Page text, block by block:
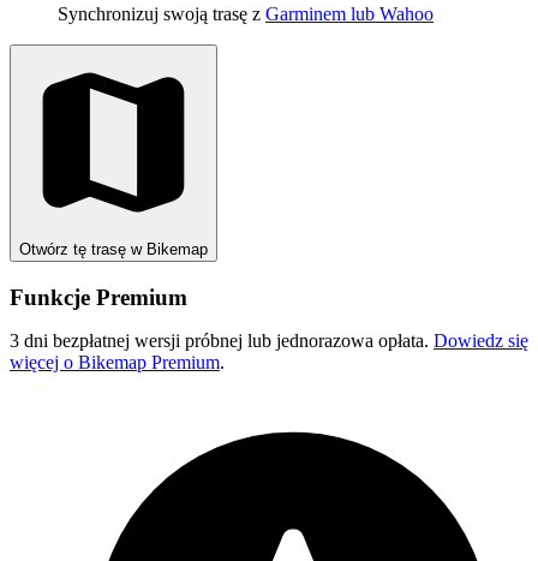
Synchronizuj swoją trasę z Garminem lub Wahoo
Otwórz tę trasę w Bikemap
Funkcje Premium
3 dni bezpłatnej wersji próbnej lub jednorazowa opłata. Dowiedz się
więcej o Bikemap Premium.